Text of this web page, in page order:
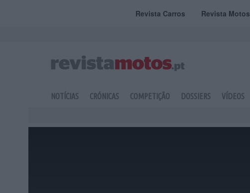
Revista Carros Revista Motos
NOTÍCIAS CRÓNICAS COMPETIÇÃO DOSSIERS VÍDEOS